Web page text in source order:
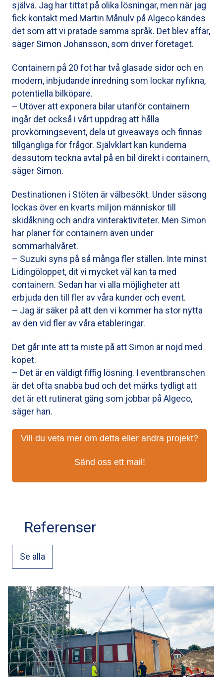
själva. Jag har tittat på olika lösningar, men när jag
fick kontakt med Martin Månulv på Algeco kändes
det som att vi pratade samma språk. Det blev affär,
säger Simon Johansson, som driver företaget.
Containern på 20 fot har två glasade sidor och en
modern, inbjudande inredning som lockar nyfikna,
potentiella bilköpare.
– Utöver att exponera bilar utanför containern
ingår det också i vårt uppdrag att hålla
provkörningsevent, dela ut giveaways och finnas
tillgängliga för frågor. Självklart kan kunderna
dessutom teckna avtal på en bil direkt i containern,
säger Simon.
Destinationen i Stöten är välbesökt. Under säsong
lockas över en kvarts miljon människor till
skidåkning och andra vinteraktiviteter. Men Simon
har planer för containern även under
sommarhalvåret.
– Suzuki syns på så många fler ställen. Inte minst
Lidingöloppet, dit vi mycket väl kan ta med
containern. Sedan har vi alla möjligheter att
erbjuda den till fler av våra kunder och event.
– Jag är säker på att den vi kommer ha stor nytta
av den vid fler av våra etableringar.
Det går inte att ta miste på att Simon är nöjd med
köpet.
– Det är en väldigt fiffig lösning. I eventbranschen
är det ofta snabba bud och det märks tydligt att
det är ett rutinerat gäng som jobbar på Algeco,
säger han.
Vill du veta mer om detta eller andra projekt?
Sänd oss ett mail!
Referenser
Se alla